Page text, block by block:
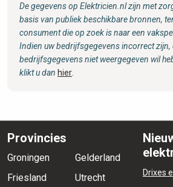
De gegevens op Elektricien.nl zijn met
basis van publiek beschikbare bronnen,
consument die op zoek is naar een
Indien uw bedrijfsgegevens incorrect zijn,
bedrijfsgegevens niet weergegeven wil
klikt u dan hier
Provincies
Groningen
Friesland
Gelderland
Utrecht
Drixes